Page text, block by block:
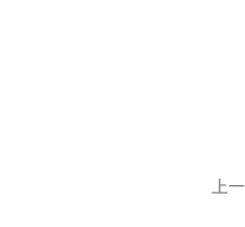
上